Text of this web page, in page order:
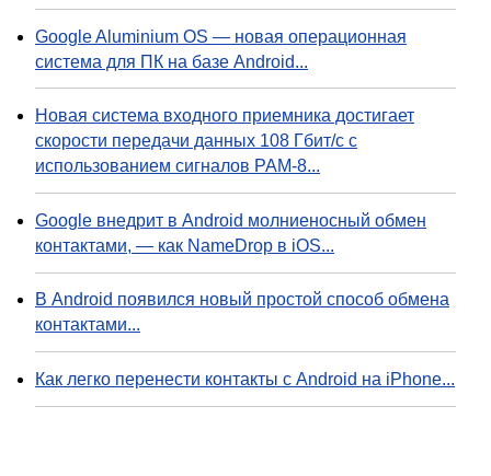
Google Aluminium OS — новая операционная
система для ПК на базе Android...
Новая система входного приемника достигает
скорости передачи данных 108 Гбит/с с
использованием сигналов PAM-8...
Google внедрит в Android молниеносный обмен
контактами, — как NameDrop в iOS...
В Android появился новый простой способ обмена
контактами...
Как легко перенести контакты с Android на iPhone...